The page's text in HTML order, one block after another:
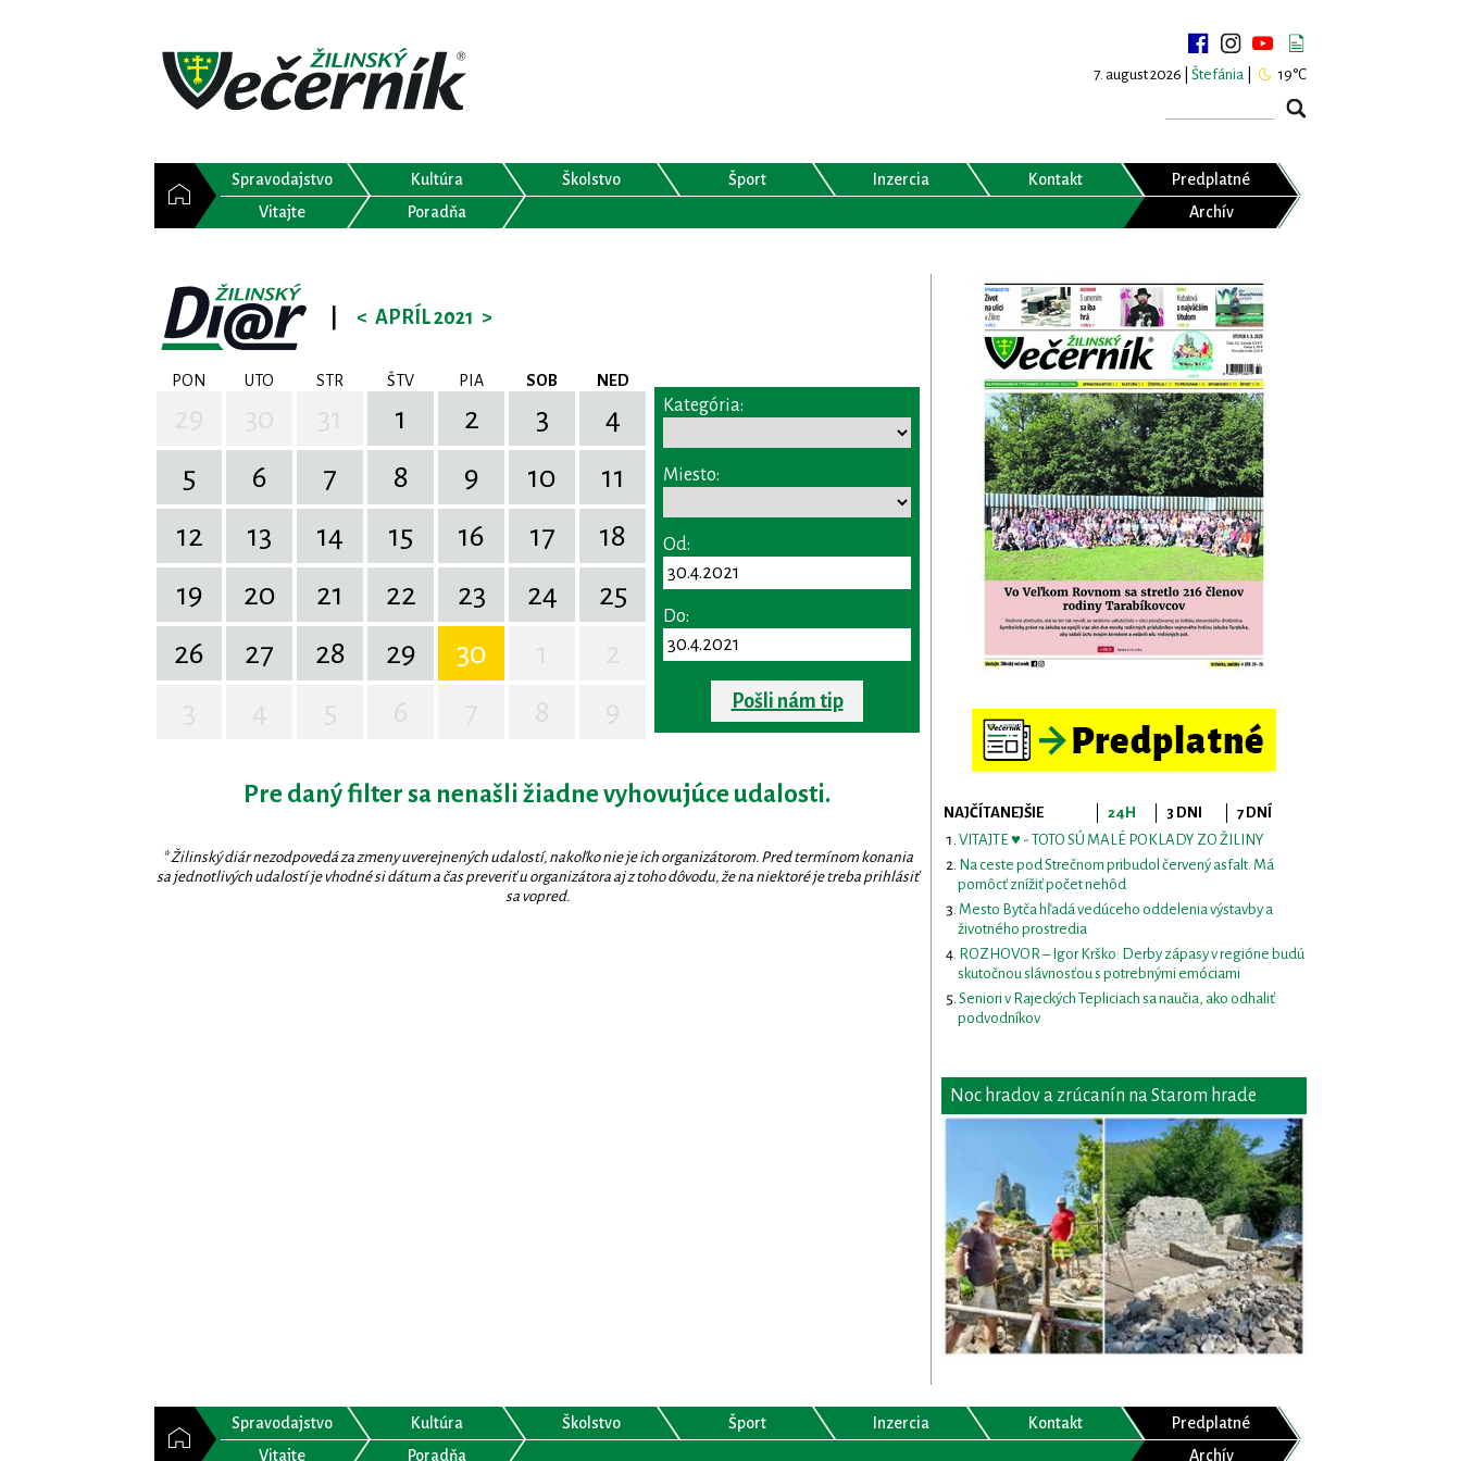
7. august 2026 | Štefánia 19°C
Spravodajstvo Kultúra Školstvo Šport Inzercia Kontakt
Predplatné
Vitajte
Poradňa Archív
< APRÍL 2021 >
PON UTO STR ŠTV PIA SOB NED
1 2 3
4
5
6 7 8 9 10
11
12
13 14 15 16 17
18
19
20 21 22 23 24
25
26
27 28 29 30
Kategória:
Miesto:
Od:
Do:
Pošli nám tip
Pre daný filter sa nenašli žiadne vyhovujúce udalosti.
* Žilinský diár nezodpovedá za zmeny uverejnených udalostí, nakoľko nie je ich organizátorom. Pred termínom konania
sa jednotlivých udalostí je vhodné si dátum a čas preveriť u organizátora aj z toho dôvodu, že na niektoré je treba prihlásiť
sa vopred.
NAJČÍTANEJŠIE 24H 3 DNI
7 DNÍ
VITAJTE ♥ - TOTO SÚ MALÉ POKLADY ZO ŽILINY
Na ceste pod Strečnom pribudol červený asfalt. Má
pomôcť znížiť počet nehôd
Mesto Bytča hľadá vedúceho oddelenia výstavby a
životného prostredia
ROZHOVOR – Igor Krško: Derby zápasy v regióne budú
skutočnou slávnosťou s potrebnými emóciami
Seniori v Rajeckých Tepliciach sa naučia, ako odhaliť
podvodníkov
Noc hradov a zrúcanín na Starom hrade
Spravodajstvo Kultúra Školstvo Šport Inzercia Kontakt
Predplatné
Vitajte
Poradňa Archív